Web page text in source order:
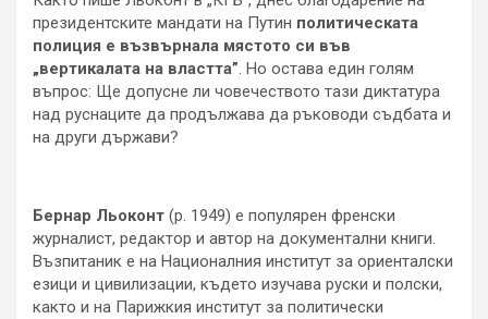
президентските мандати на Путин политическата
полиция е възвърнала мястото си във
„вертикалата на властта”. Но остава един голям
въпрос: Ще допусне ли човечеството тази диктатура
над руснаците да продължава да ръководи съдбата и
на други държави?
Бернар Льоконт (р. 1949) е популярен френски
журналист, редактор и автор на документални книги.
Възпитаник е на Националния институт за ориенталски
езици и цивилизации, където изучава руски и полски,
както и на Парижкия институт за политически